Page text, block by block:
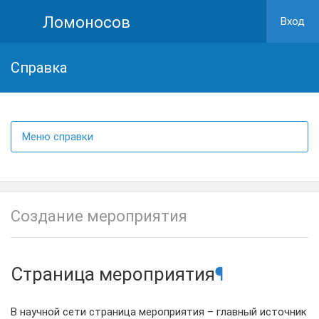
Ломоносов Вход
Cправка
Меню справки
Создание мероприятия
Страница мероприятия¶
В научной сети страница мероприятия – главный источник